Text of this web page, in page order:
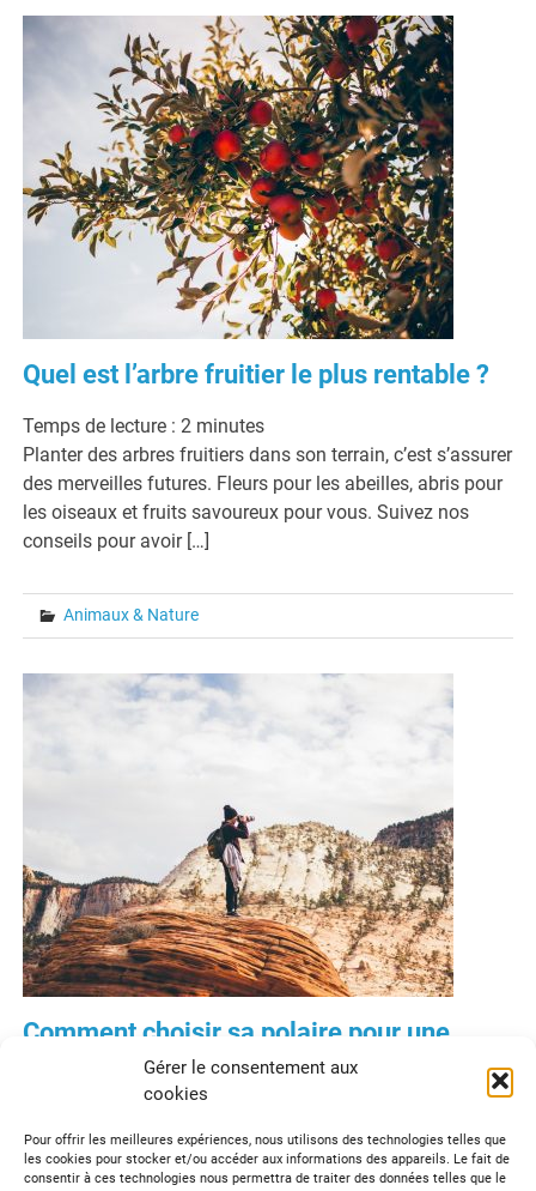
Gérer le consentement aux
cookies
Pour offrir les meilleures expériences, nous utilisons des technologies telles que
les cookies pour stocker et/ou accéder aux informations des appareils. Le fait de
consentir à ces technologies nous permettra de traiter des données telles que le
Quel est l’arbre fruitier le plus rentable ?
Temps de lecture : 2 minutes
Planter des arbres fruitiers dans son terrain, c’est s’assurer
des merveilles futures. Fleurs pour les abeilles, abris pour
les oiseaux et fruits savoureux pour vous. Suivez nos
conseils pour avoir […]
Animaux & Nature
Comment choisir sa polaire pour une
randonnée ?
Synonyme de chaleur et de vêtement de mi-saison, la
polaire est un basique. Si nous aimons la porter pour